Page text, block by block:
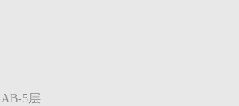
5层